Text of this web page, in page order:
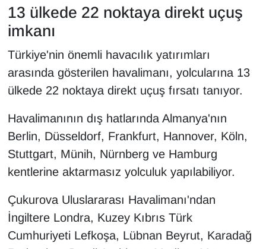
13 ülkede 22 noktaya direkt uçuş
imkanı
Türkiye'nin önemli havacılık yatırımları
arasında gösterilen havalimanı, yolcularına 13
ülkede 22 noktaya direkt uçuş fırsatı tanıyor.
Havalimanının dış hatlarında Almanya'nın
Berlin, Düsseldorf, Frankfurt, Hannover, Köln,
Stuttgart, Münih, Nürnberg ve Hamburg
kentlerine aktarmasız yolculuk yapılabiliyor.
Çukurova Uluslararası Havalimanı'ndan
İngiltere Londra, Kuzey Kıbrıs Türk
Cumhuriyeti Lefkoşa, Lübnan Beyrut, Karadağ
SPOR
TEKNOLOJİ
VAN'DA SPOR
Vasıta
YAŞAM
YEREL